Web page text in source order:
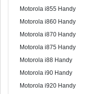
Motorola i855 Handy
Motorola i860 Handy
Motorola i870 Handy
Motorola i875 Handy
Motorola i88 Handy
Motorola i90 Handy
Motorola i920 Handy